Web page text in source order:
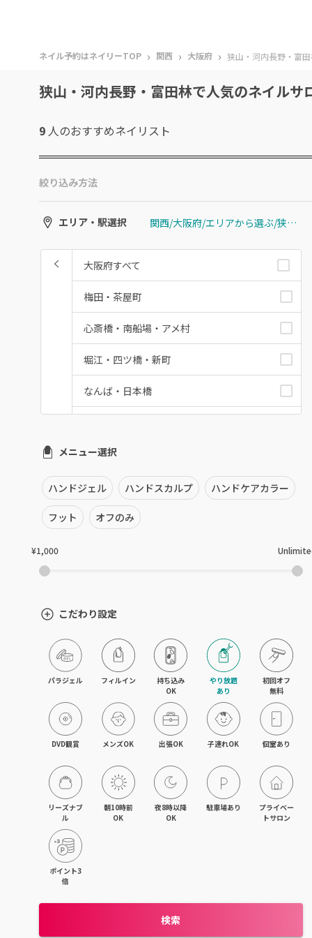
ネイル予約はネイリーTOP › 関西 › 大阪府 › 狭山・河内長野・富
狭山・河内長野・富田林で人気のネイルサ
9 人のおすすめネイリスト
絞り込み方法
エリア・駅選択 関西/大阪府/エリアから選ぶ/狭山・河内長野・富田林
大阪府すべて
梅田・茶屋町
心斎橋・南船場・アメ村
堀江・四ツ橋・新町
なんば・日本橋
福島区・野田
淀屋橋・本町・肥後橋
天神橋・天満
東三国・十三・淀川区
京橋・都島区
鶴見区・城東区・旭区
東成区・生野区
住吉区・住之江区・西成区
平野区・東住吉区
大正・九条・弁天町
枚方・寝屋川・交野
メニュー選択
ハンドジェル ハンドスカルプ ハンドケアカラー
フット オフのみ
¥1,000
こだわり設定
パラジェル フィルイン
持ち込み
OK
やり放題
あり
初回オフ
無料
DVD観賞 メンズOK 出張OK 子連れOK 個室あり
リーズナブ
ル
朝10時前
OK
夜8時以降
OK
駐車場あり
プライベー
トサロン
ポイント3
倍
検索